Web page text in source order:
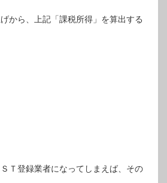
から、上記「課税所得」を算出する
Ｔ登録業者になってしまえば、その